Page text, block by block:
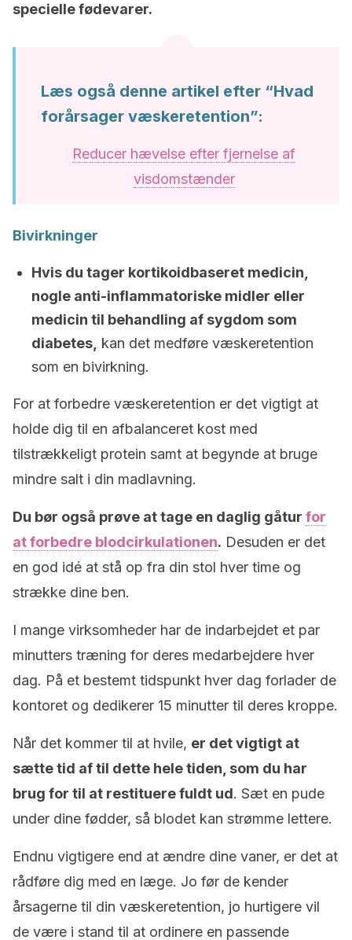
specielle fødevarer.
Læs også denne artikel efter “Hvad
forårsager væskeretention”:
Reducer hævelse efter fjernelse af
visdomstænder
Bivirkninger
Hvis du tager kortikoidbaseret medicin,
nogle anti-inflammatoriske midler eller
medicin til behandling af sygdom som
diabetes, kan det medføre væskeretention
som en bivirkning.
For at forbedre væskeretention er det vigtigt at
holde dig til en afbalanceret kost med
tilstrækkeligt protein samt at begynde at bruge
mindre salt i din madlavning.
Du bør også prøve at tage en daglig gåtur for
at forbedre blodcirkulationen. Desuden er det
en god idé at stå op fra din stol hver time og
strække dine ben.
I mange virksomheder har de indarbejdet et par
minutters træning for deres medarbejdere hver
dag. På et bestemt tidspunkt hver dag forlader de
kontoret og dedikerer 15 minutter til deres kroppe.
Når det kommer til at hvile, er det vigtigt at
sætte tid af til dette hele tiden, som du har
brug for til at restituere fuldt ud. Sæt en pude
under dine fødder, så blodet kan strømme lettere.
Endnu vigtigere end at ændre dine vaner, er det at
rådføre dig med en læge. Jo før de kender
årsagerne til din væskeretention, jo hurtigere vil
de være i stand til at ordinere en passende